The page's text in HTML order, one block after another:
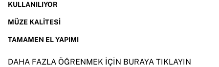
KULLANILIYOR
MÜZE KALITESI
TAMAMEN EL YAPIMI
DAHA FAZLA ÖĞRENMEK IÇIN BURAYA TIKLAYIN